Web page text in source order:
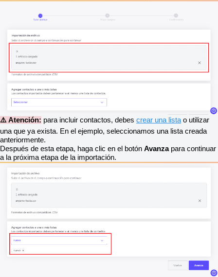
⚠️ Atención: para incluir contactos, debes crear una listao utilizar
una que ya exista. En el ejemplo, seleccionamos una lista creada
anteriormente.
Después de esta etapa, haga clic en el botón Avanzapara continuar
a la próxima etapa de la importación.